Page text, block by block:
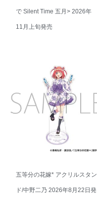
で Silent Time 五月> 2026年
11月上旬発売
五等分の花嫁* アクリルスタン
ド/中野二乃 2026年8月22日発